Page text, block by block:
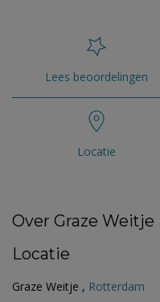
Lees beoordelingen
Locatie
Over Graze Weitje
Locatie
Graze Weitje , Rotterdam